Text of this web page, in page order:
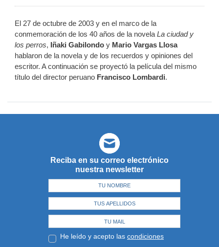
El 27 de octubre de 2003 y en el marco de la
conmemoración de los 40 años de la novela La ciudad y
los perros, Iñaki Gabilondo y Mario Vargas Llosa
hablaron de la novela y de los recuerdos y opiniones del
escritor. A continuación se proyectó la película del mismo
título del director peruano Francisco Lombardi.
Reciba en su correo electrónico
nuestra newsletter
He leído y acepto las condiciones